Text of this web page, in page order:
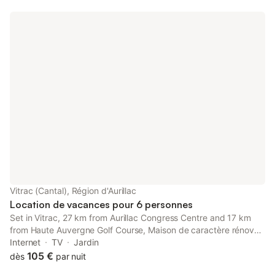
Vitrac (Cantal), Région d'Aurillac
Location de vacances pour 6 personnes
Set in Vitrac, 27 km from Aurillac Congress Centre and 17 km
from Haute Auvergne Golf Course, Maison de caractère rénovée
au cœur du Cantal avec jardin clos, cheminée et wifi - 6 pers -
FR-1-742-476 provides accommodation with access to a
Internet TV
Jardin
dès 105 € par nuit